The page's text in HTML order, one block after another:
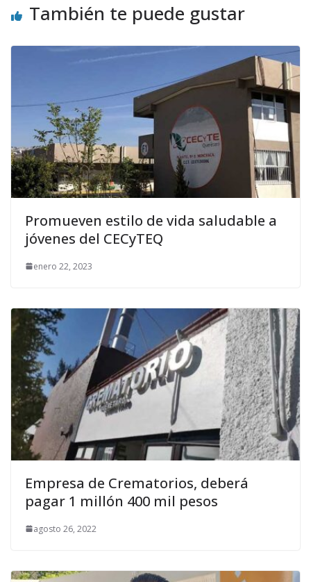
También te puede gustar
Promueven estilo de vida saludable a
jóvenes del CECyTEQ
enero 22, 2023
Empresa de Crematorios, deberá
pagar 1 millón 400 mil pesos
agosto 26, 2022